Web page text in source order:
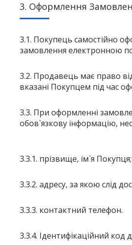
3. Оформлення
3.1. Покупець самостійно
замовлення електронною
3.2. Продавець має право
вказані Покупцем під час
3.3. При оформленні
обов`язкову інформацію,
3.3.1. прізвище, ім`я Покупця;
3.3.2. адресу, за якою слід
3.3.3. контактний телефон.
3.3.4. Ідентифікаційний код